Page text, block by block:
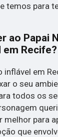
temos para
ao Papai
Recife?
inflável em
o seu
todos os
melhor para
que